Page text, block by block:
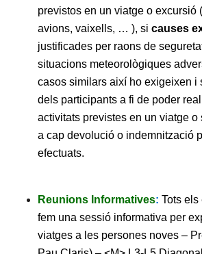
previstos en un viatge o excursió
avions, vaixells, … ), si causes
justificades per raons de
situacions meteorològiques
casos similars així ho exigeixen i
dels participants a fi de poder
activitats previstes en un viatge o
a cap devolució o indemnització
efectuats.
Reunions Informatives: Tots els
fem una sessió informativa per
viatges a les persones noves –